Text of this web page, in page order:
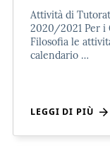
Attività di
2020/2021 Per i
Filosofia le
calendario …
LEGGI DI PIÙ